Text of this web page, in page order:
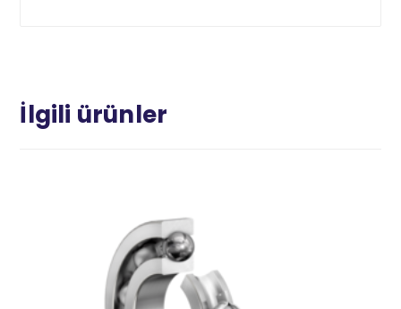
İlgili ürünler